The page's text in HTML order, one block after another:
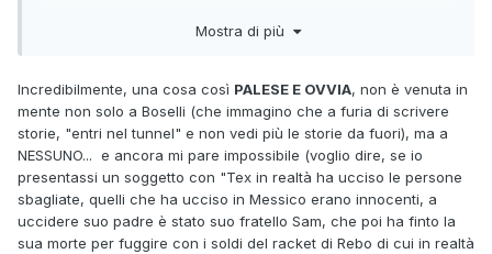
Mostra di più
Incredibilmente, una cosa così PALESE E OVVIA, non è venuta in
mente non solo a Boselli (che immagino che a furia di scrivere
storie, "entri nel tunnel" e non vedi più le storie da fuori), ma a
NESSUNO... e ancora mi pare impossibile (voglio dire, se io
presentassi un soggetto con "Tex in realtà ha ucciso le persone
sbagliate, quelli che ha ucciso in Messico erano innocenti, a
uccidere suo padre è stato suo fratello Sam, che poi ha finto la
sua morte per fuggire con i soldi del racket di Rebo di cui in realtà